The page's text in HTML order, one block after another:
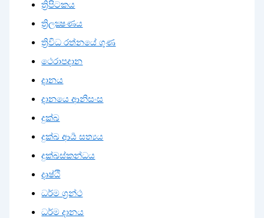
ත්‍රිපිටකය
ත්‍රිලක්‍ෂණය
ත්‍රිවිධ රත්නයේ ගුණ
ථෙරාපදාන
දානය
දානයෙ ආනිසංස
දුක්ඛ
දුක්ඛ ආර්‍ය සත්‍යය
දුක්ඛස්කන්ධය
දෘෂ්ඨි
ධර්ම ග්‍රන්ථ
ධර්ම දානය